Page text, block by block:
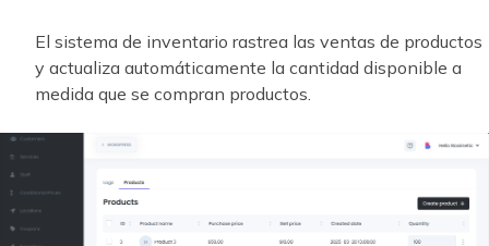
El sistema de inventario rastrea las ventas de productos
y actualiza automáticamente la cantidad disponible a
medida que se compran productos.